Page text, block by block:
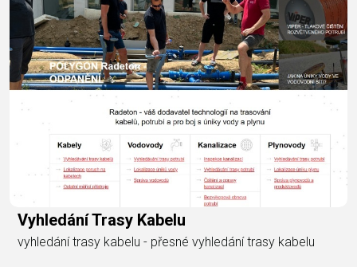
Vyhledání Trasy Kabelu
vyhledání trasy kabelu - přesné vyhledání trasy kabelu